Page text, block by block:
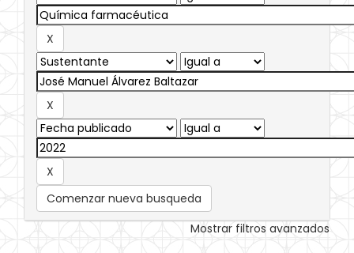
Comenzar nueva busqueda
Mostrar filtros avanzados